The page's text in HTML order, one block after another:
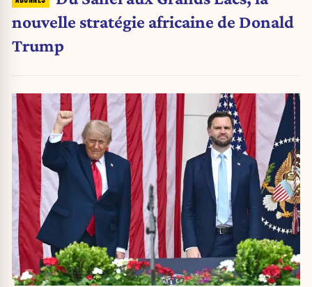
nouvelle stratégie africaine de Donald
Trump